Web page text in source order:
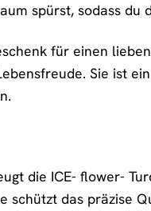
spürst, sodass
für einen
Sie ist
die ICE- flower-
schützt das präzise